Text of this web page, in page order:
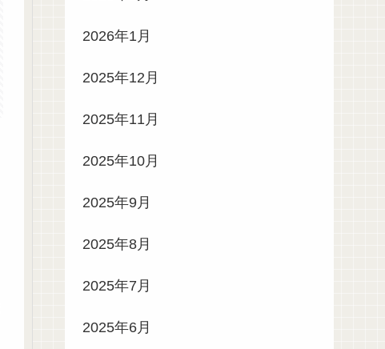
2026年1月
2025年12月
2025年11月
2025年10月
2025年9月
2025年8月
2025年7月
2025年6月